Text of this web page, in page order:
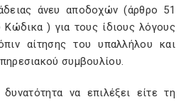
άνευ αποδοχών (άρθρο 51
) για τους ίδιους λόγους
αίτησης του υπαλλήλου και
συμβουλίου.
να επιλέξει είτε τη